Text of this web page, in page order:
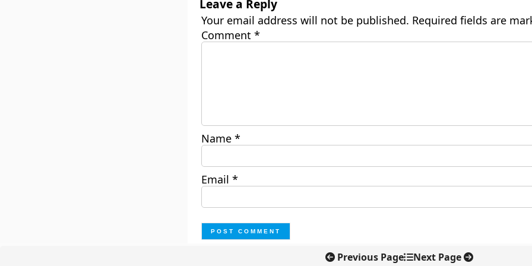
Leave a Reply
Your email address will not be published. Required fields are
Comment *
Name *
Email *
Previous Page Next Page